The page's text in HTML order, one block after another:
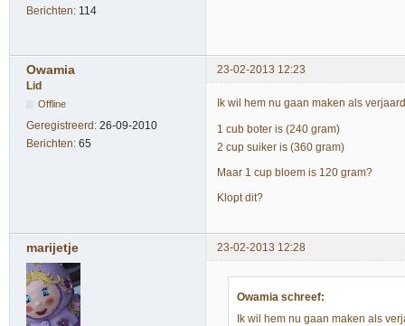
Berichten: 114
Owamia
23-02-2013 12:23
Lid
Offline
Geregistreerd: 26-09-2010
Berichten: 65
Ik wil hem nu gaan maken als
1 cub boter is (240 gram)
2 cup suiker is (360 gram)
Maar 1 cup bloem is 120 gram?
Klopt dit?
marijetje 23-02-2013 12:28
Owamia schreef:
Ik wil hem nu gaan maken als